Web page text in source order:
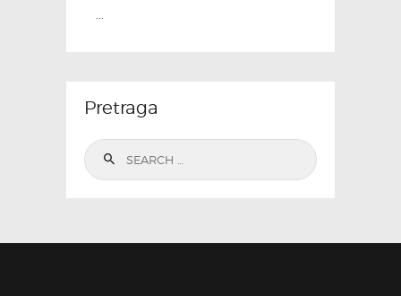
Pretraga
Search
for: